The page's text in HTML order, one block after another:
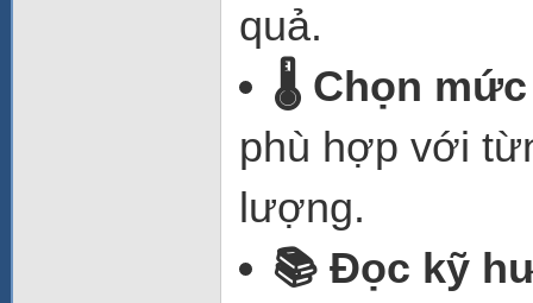
quả.
🌡️ Chọn
phù hợp với
lượng.
📚 Đọc kỹ